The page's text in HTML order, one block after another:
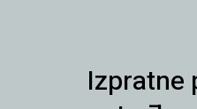
Izpratne
par
farmaceitisko